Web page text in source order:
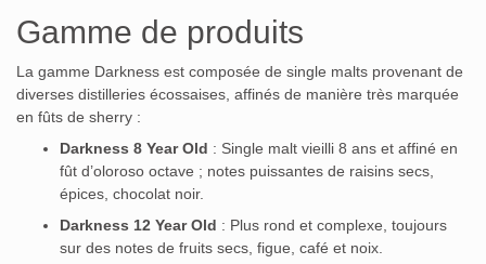
Gamme de produits
La gamme Darkness est composée de single malts provenant de
diverses distilleries écossaises, affinés de manière très marquée
en fûts de sherry :
Darkness 8 Year Old : Single malt vieilli 8 ans et affiné en
fût d’oloroso octave ; notes puissantes de raisins secs,
épices, chocolat noir.
Darkness 12 Year Old : Plus rond et complexe, toujours
sur des notes de fruits secs, figue, café et noix.